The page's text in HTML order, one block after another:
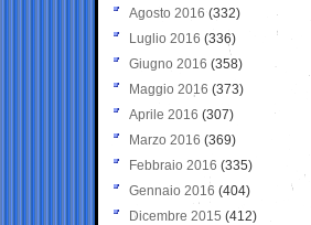
Agosto 2016 (332)
Luglio 2016 (336)
Giugno 2016 (358)
Maggio 2016 (373)
Aprile 2016 (307)
Marzo 2016 (369)
Febbraio 2016 (335)
Gennaio 2016 (404)
Dicembre 2015 (412)